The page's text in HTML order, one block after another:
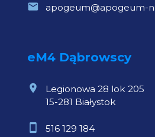
apogeum@apogeum-
eM4 Dąbrowscy
Legionowa 28 lok 205
15-281 Białystok
516 129 184